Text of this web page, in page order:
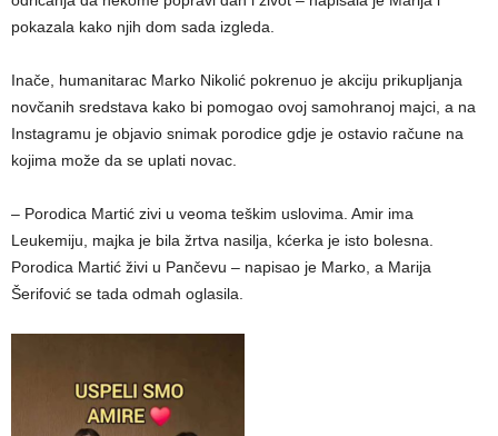
pokazala kako njih dom sada izgleda.
Inače, humanitarac Marko Nikolić pokrenuo je akciju prikupljanja
novčanih sredstava kako bi pomogao ovoj samohranoj majci, a na
Instagramu je objavio snimak porodice gdje je ostavio račune na
kojima može da se uplati novac.
– Porodica Martić zivi u veoma teškim uslovima. Amir ima
Leukemiju, majka je bila žrtva nasilja, kćerka je isto bolesna.
Porodica Martić živi u Pančevu – napisao je Marko, a Marija
Šerifović se tada odmah oglasila.